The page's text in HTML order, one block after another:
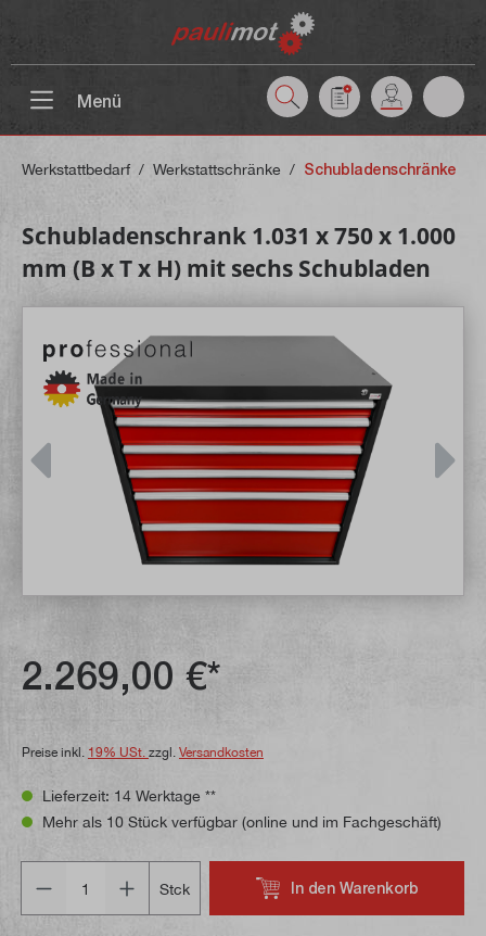
Menü
Werkstattbedarf / Werkstattschränke / Schubladenschränke
Schubladenschrank 1.031 x 750 x 1.000
mm (B x T x H) mit sechs Schubladen
2.269,00 €*
Preise inkl. 19% USt. zzgl. Versandkosten
Lieferzeit: 14 Werktage **
Mehr als 10 Stück verfügbar (online und im Fachgeschäft)
Stck
In den Warenkorb